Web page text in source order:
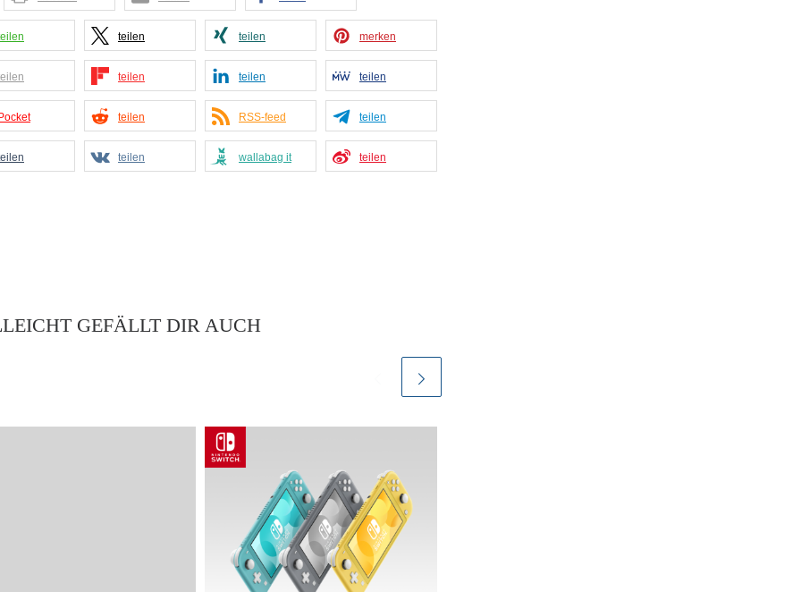
teilen teilen merken
teilen teilen teilen
teilen RSS-feed teilen
teilen wallabag it teilen
GEFÄLLT DIR AUCH